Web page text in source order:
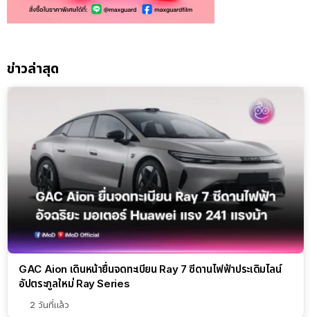
ข่าวล่าสุด
GAC Aion เดินหน้ายื่นจดทะเบียน Ray 7 ซีดานไฟฟ้าประเดิมไลน์
อัปตระกูลใหม่ Ray Series
2 วันที่แล้ว